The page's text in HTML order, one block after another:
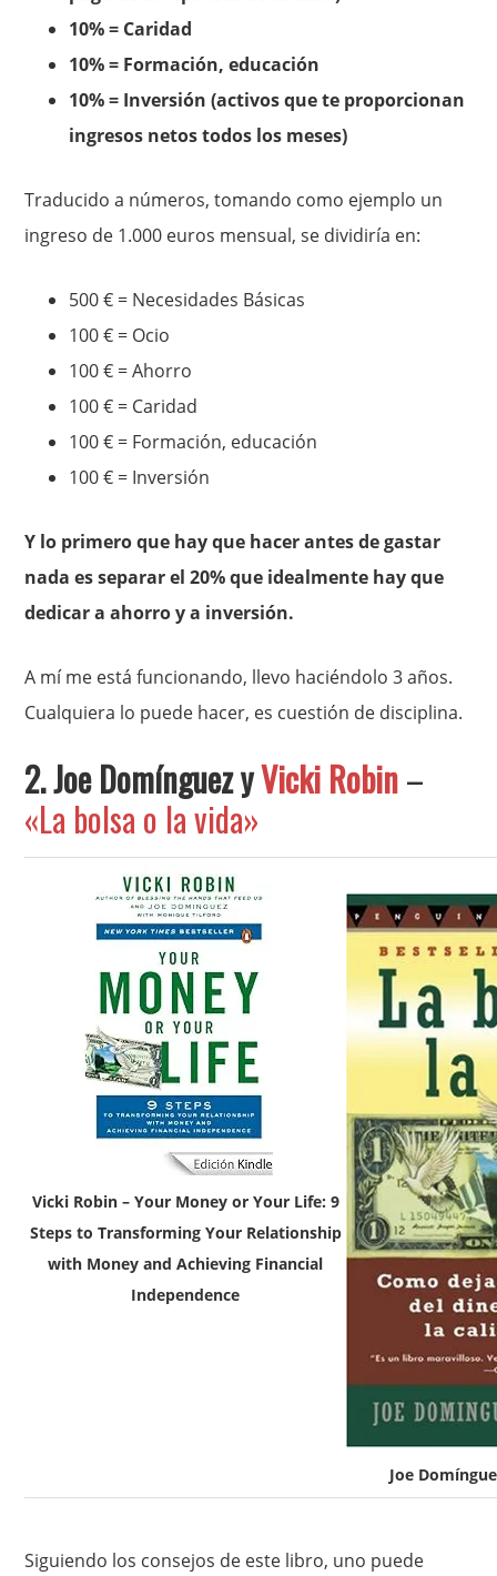
10% = Caridad
10% = Formación, educación
10% = Inversión (activos que te proporcionan
ingresos netos todos los meses)
Traducido a números, tomando como ejemplo un
ingreso de 1.000 euros mensual, se dividiría en:
500 € = Necesidades Básicas
100 € = Ocio
100 € = Ahorro
100 € = Caridad
100 € = Formación, educación
100 € = Inversión
Y lo primero que hay que hacer antes de gastar
nada es separar el 20% que idealmente hay que
dedicar a ahorro y a inversión.
A mí me está funcionando, llevo haciéndolo 3 años.
Cualquiera lo puede hacer, es cuestión de disciplina.
2. Joe Domínguez yVicki Robin–
«La bolsa o la vida»
Vicki Robin – Your Money or Your Life: 9
Steps to Transforming Your Relationship
with Money and Achieving Financial
Independence
Joe
Siguiendo los consejos de este libro, uno puede